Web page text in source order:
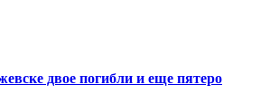
двое погибли и еще пятеро